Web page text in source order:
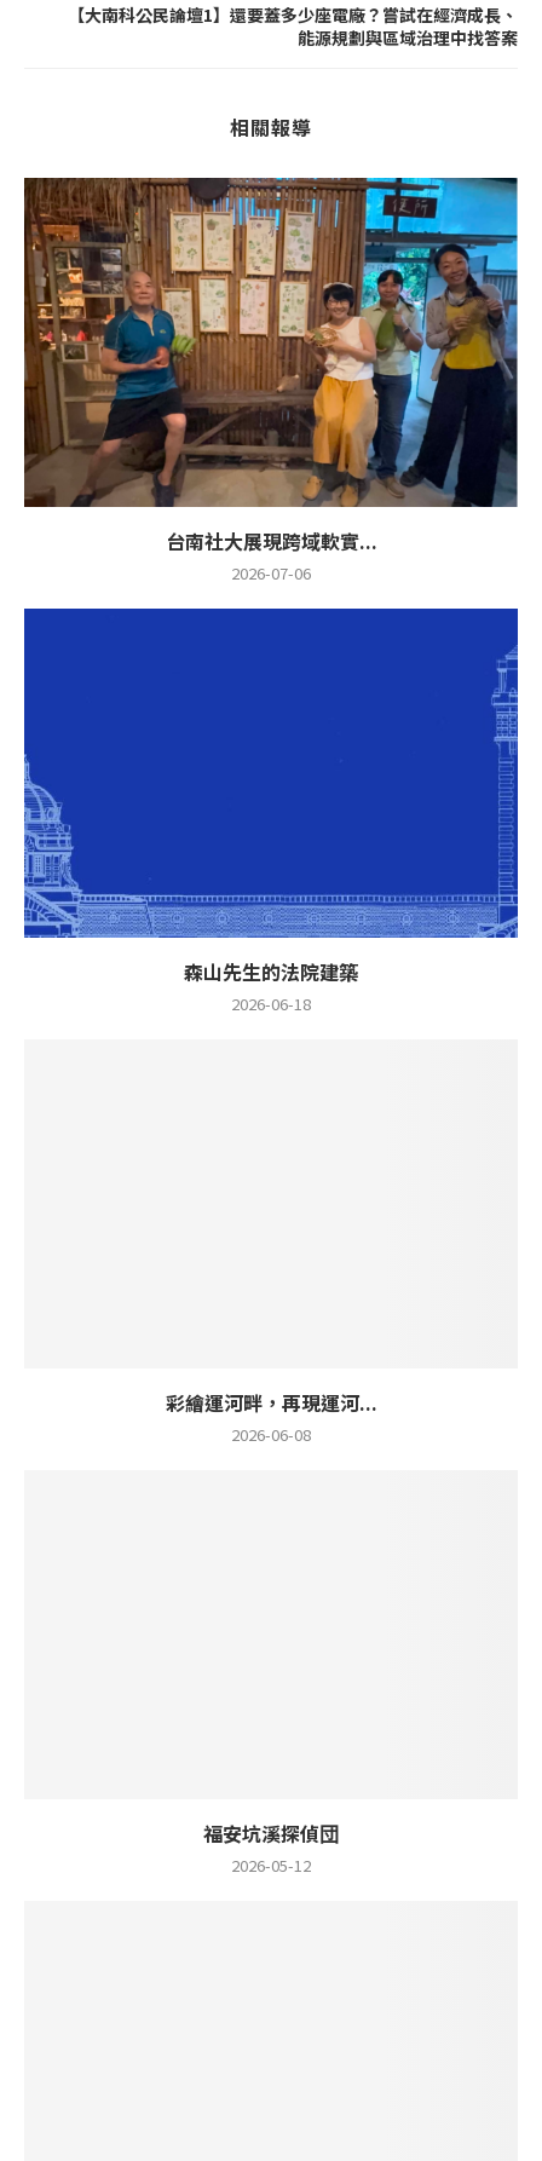
【大南科公民論壇1】還要蓋多少座電廠？嘗試在經濟成長、
能源規劃與區域治理中找答案
相關報導
台南社大展現跨域軟實...
2026-07-06
森山先生的法院建築
2026-06-18
彩繪運河畔，再現運河...
2026-06-08
福安坑溪探偵団
2026-05-12